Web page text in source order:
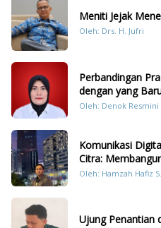
Meniti Jejak
Oleh: Drs. H. Jufri
Perbandingan
dengan yang
Oleh: Denok Resmini
Komunikasi
Citra:
Konten Humanis
Oleh: Hamzah Hafiz
Ujung Penantian